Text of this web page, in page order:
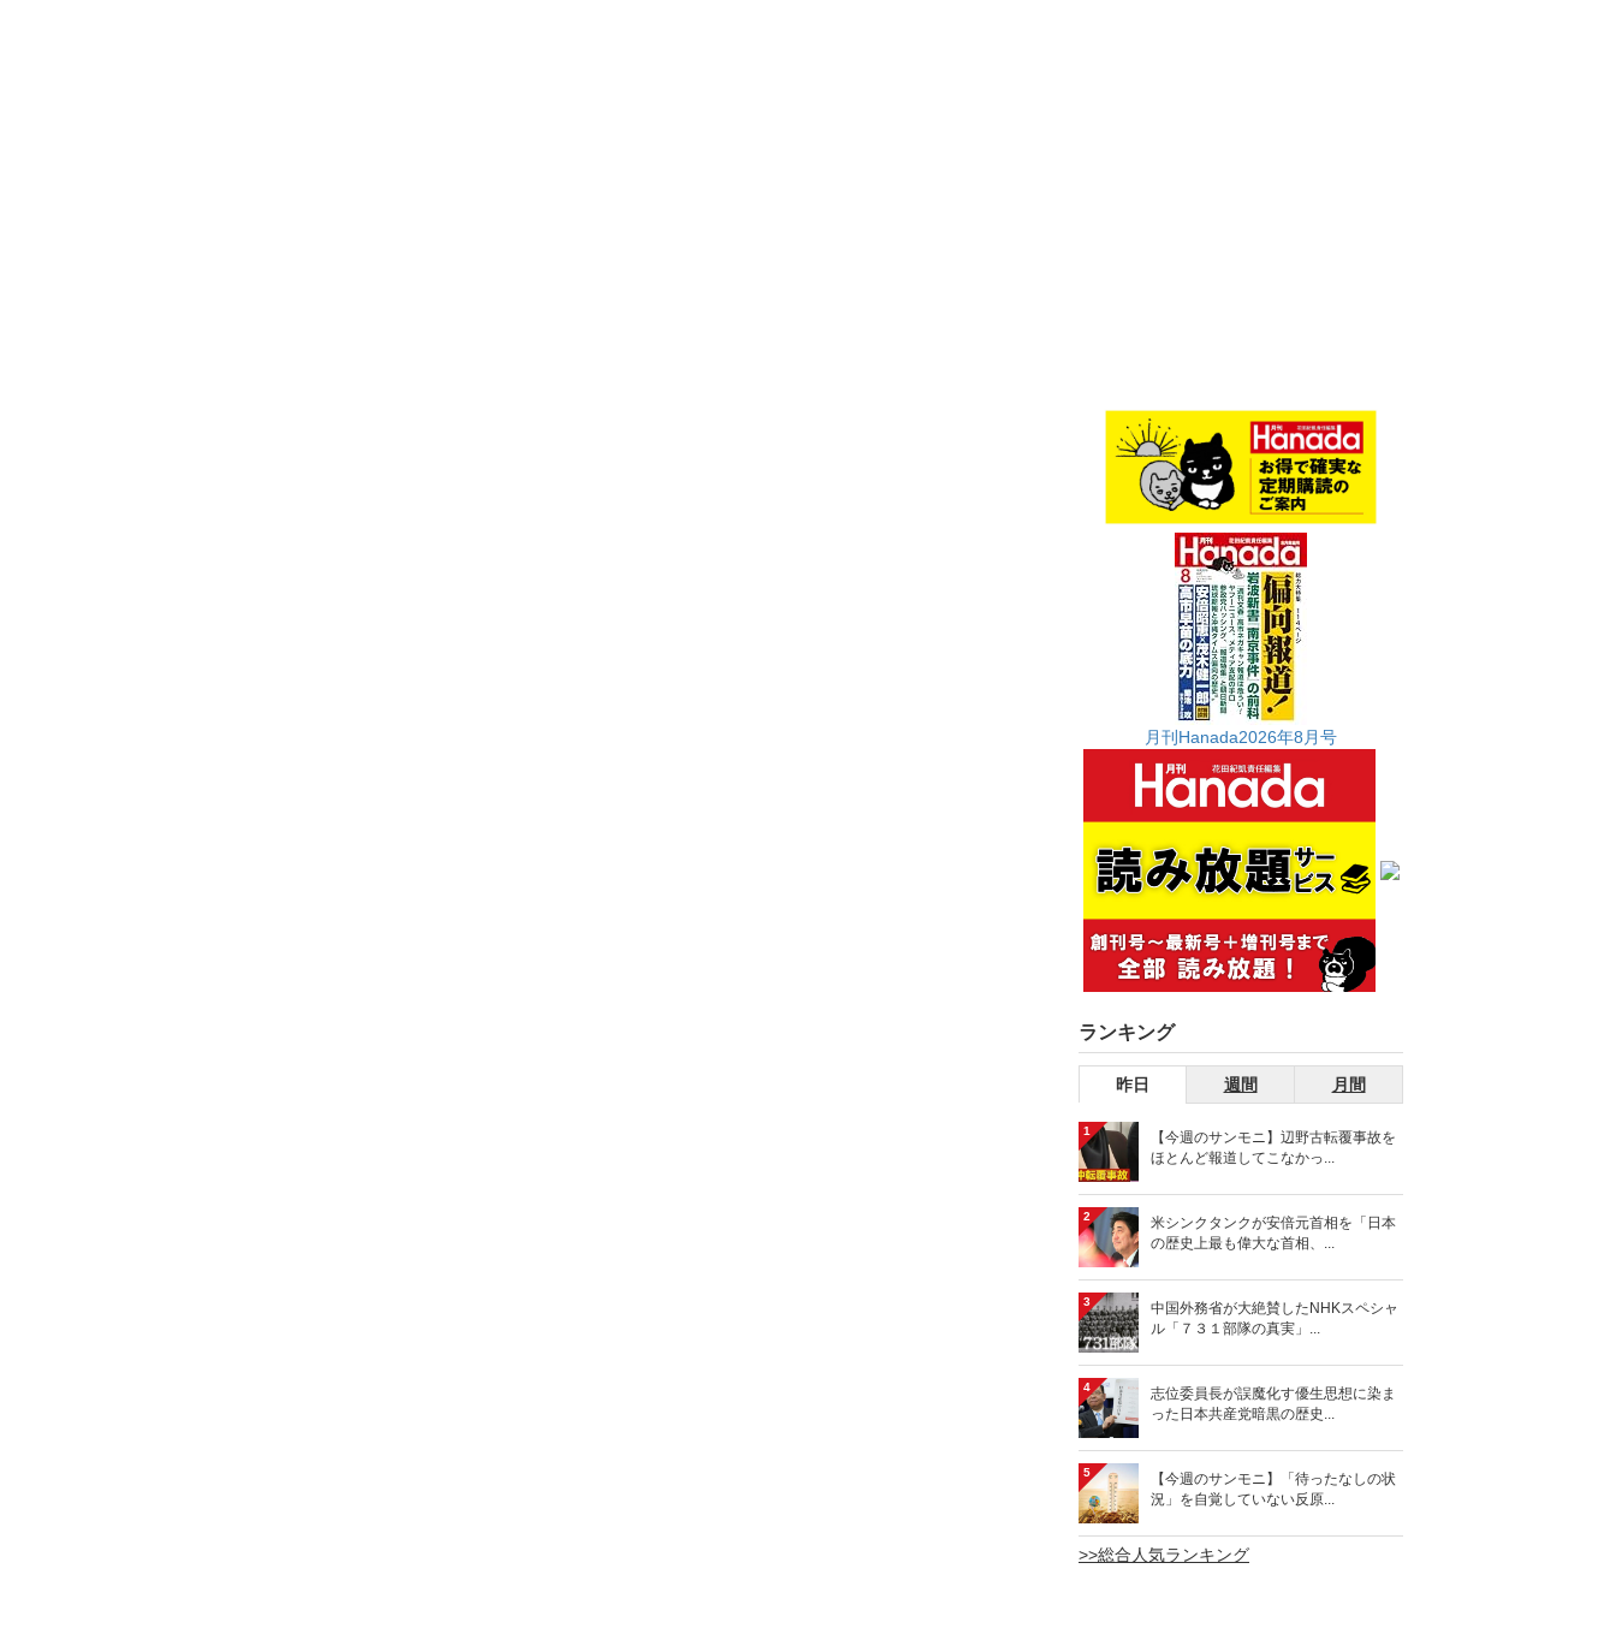
月刊Hanada2026年8月号
ランキング
昨日 週間 月間
1
【今週のサンモニ】辺野古転覆事故を
ほとんど報道してこなかっ...
2
米シンクタンクが安倍元首相を「日本
の歴史上最も偉大な首相、...
3
中国外務省が大絶賛したNHKスペシャ
ル「７３１部隊の真実」...
4
志位委員長が誤魔化す優生思想に染ま
った日本共産党暗黒の歴史...
5
【今週のサンモニ】「待ったなしの状
況」を自覚していない反原...
>>総合人気ランキング